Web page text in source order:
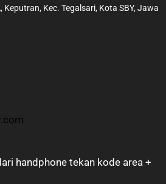
Kec. Tegalsari, Kota SBY, Jawa
handphone tekan kode area +